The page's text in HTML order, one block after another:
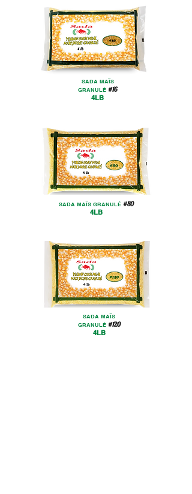
SADA MAÏS
GRANULÉ #16
4LB
SADA MAÏS GRANULÉ #80
4LB
SADA MAÏS
GRANULÉ #120
4LB